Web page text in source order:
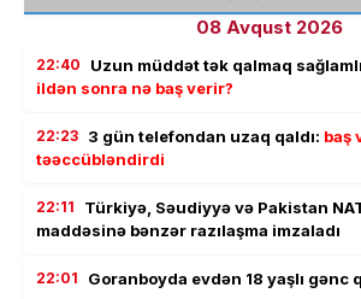
08 Avqust 2026
22:40 Uzun müddət tək qalmaq
ildən sonra nə baş verir?
22:23 3 gün telefondan uzaq qaldı: baş
təəccübləndirdi
22:11
Türkiyə, Səudiyyə və Pakistan
maddəsinə bənzər razılaşma imzaladı
22:01 Goranboyda evdən 18 yaşlı gənc